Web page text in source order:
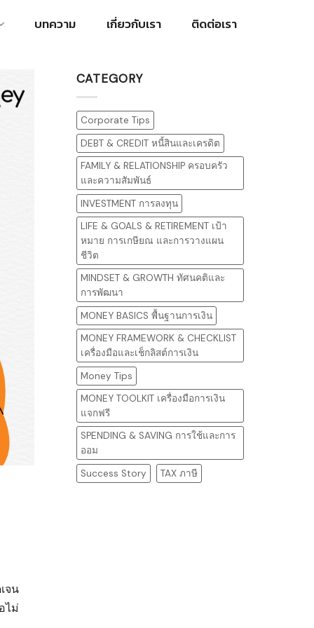
บทความ เกี่ยวกับเรา ติดต่อเรา
จน
ไม่
CATEGORY
Corporate Tips
DEBT & CREDIT หนี้สินและเครดิต
FAMILY & RELATIONSHIP ครอบครัว
และความสัมพันธ์
INVESTMENT การลงทุน
LIFE & GOALS & RETIREMENT เป้า
หมาย การเกษียณ และการวางแผน
ชีวิต
MINDSET & GROWTH ทัศนคติและ
การพัฒนา
MONEY BASICS พื้นฐานการเงิน
MONEY FRAMEWORK & CHECKLIST
เครื่องมือและเช็กลิสต์การเงิน
Money Tips
MONEY TOOLKIT เครื่องมือการเงิน
แจกฟรี
SPENDING & SAVING การใช้และการ
ออม
Success Story
TAX ภาษี